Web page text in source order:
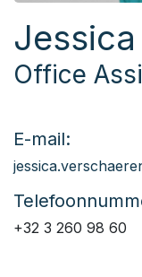
Office
E-mail:
+32 3 260 98 60